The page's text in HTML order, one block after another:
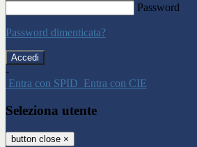
Password
Password dimenticata?
-
Entra con SPID Entra con CIE
Seleziona utente
button close ×